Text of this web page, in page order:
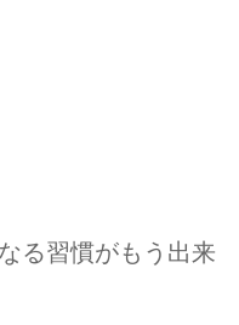
る習慣がもう出来